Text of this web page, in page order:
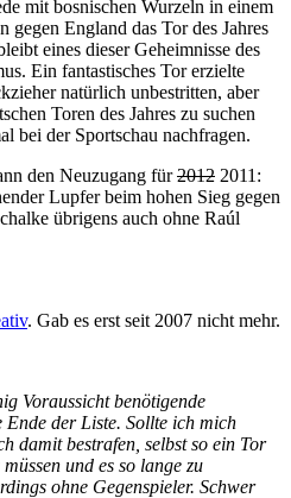
mit bosnischen Wurzeln in einem
gegen England das Tor des Jahres
eines dieser Geheimnisse des
Ein fantastisches Tor erzielte
natürlich unbestritten, aber
Toren des Jahres zu suchen
bei der Sportschau nachfragen.
den Neuzugang für2012 2011:
Lupfer beim hohen Sieg gegen
übrigens auch ohne Raúl
. Gab es erst seit 2007 nicht mehr.
Voraussicht benötigende
Ende der Liste. Sollte ich mich
damit bestrafen, selbst so ein Tor
und es so lange zu
ohne Gegenspieler. Schwer